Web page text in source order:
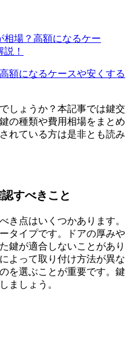
額になるケースや安くする
しょうか？本記事では鍵交
の種類や費用相場をまとめ
れている方は是非とも読み
すべきこと
き点はいくつかあります。
タイプです。ドアの厚みや
鍵が適合しないことがあり
よって取り付け方法が異な
を選ぶことが重要です。鍵
ましょう。